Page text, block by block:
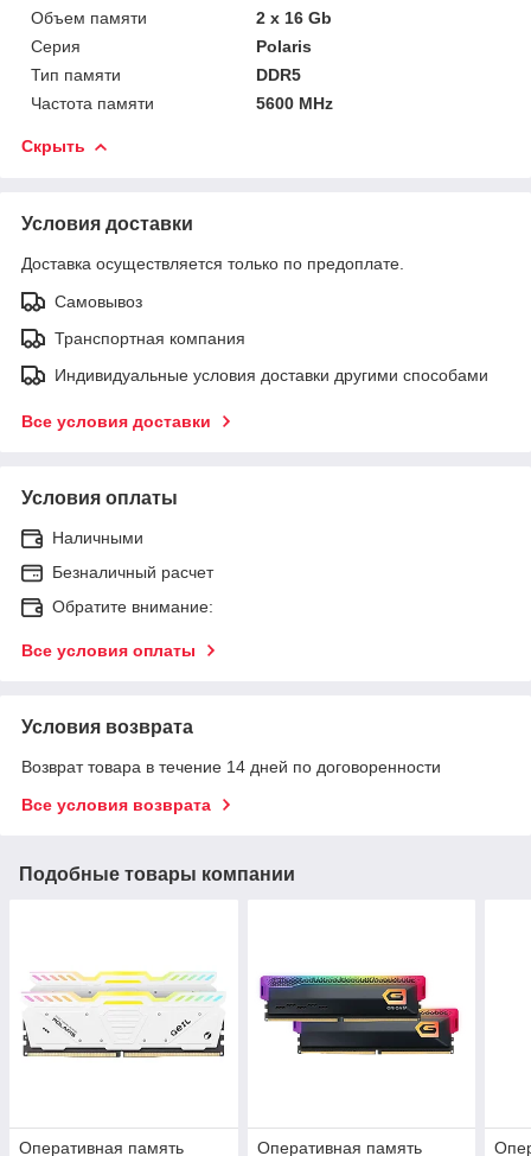
Объем памяти
2 x 16 Gb
Серия
Polaris
Тип памяти
DDR5
Частота памяти
5600 MHz
Скрыть
Условия доставки
Доставка осуществляется только по предоплате.
Самовывоз
Транспортная компания
Индивидуальные условия доставки другими способами
Все условия доставки
Условия оплаты
Наличными
Безналичный расчет
Обратите внимание:
Все условия оплаты
Условия возврата
Возврат товара в течение 14 дней по договоренности
Все условия возврата
Подобные товары компании
Оперативная память
Оперативная память